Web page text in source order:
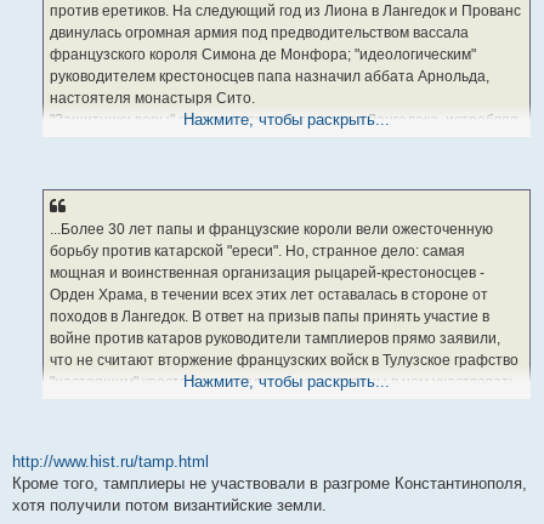
против еретиков. На следующий год из Лиона в Лангедок и Прованс
двинулась огромная армия под предводительством вассала
французского короля Симона де Монфора; "идеологическим"
руководителем крестоносцев папа назначил аббата Арнольда,
настоятеля монастыря Сито.
"Защитники веры" опустошали города и села Лангедока, истребляя
и детей. Многие молили о пощаде, клялись, что являются верными
католиками. Рыцари обратились к аббату Арнольду с вопросом:
- Что нам делать, отче? Не умеем мы различать добрых от злых?
"И вот аббат, - пишет хронист, - боясь, чтобы те еретики из страха
смерти не прикинулись правоверными..., сказал, как говорят: "Бейте
их всех, господь своих узнает!" И перебито было великое
множество..."
Безье горел три дня...
Вслед за Безье пали Перпиньян, Нарбонн, Каркассон... Жители
Лангедока оказывали упорное сопротивление крестоносным
превратились в выжженную безлюдную пустыню. В марте 1244
года пала последняя твердыня катаров - крепость Монсегюр, а
спустя несколько дней 257 ее защитников были сожжены.
Нажмите, чтобы раскрыть...
...Более 30 лет папы и французские короли вели ожесточенную
борьбу против катарской "ереси". Но, странное дело: самая
мощная и воинственная организация рыцарей-крестоносцев -
Орден Храма, в течении всех этих лет оставалась в стороне от
походов в Лангедок. В ответ на призыв папы принять участие в
войне против катаров руководители тамплиеров прямо заявили,
что не считают вторжение французских войск в Тулузское графство
"настоящим" крестовым походом и не намерены в нем участвовать.
крестоносцев. Более того, тамплиеры с оружием в руках
участвовали в битве при Мюре в 1213 году на стороне катарской
армии.
Нажмите, чтобы раскрыть...
http://www.hist.ru/tamp.html
Кроме того, тамплиеры не участвовали в разгроме Константинополя,
хотя получили потом византийские земли.